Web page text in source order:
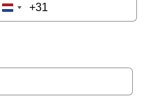
Netherlands